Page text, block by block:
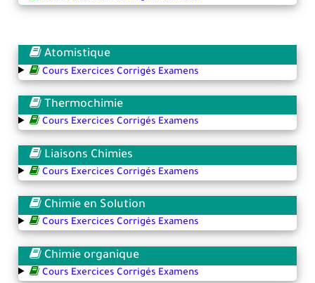
Atomistique
Cours Exercices Corrigés Examens
Thermochimie
Cours Exercices Corrigés Examens
Liaisons Chimies
Cours Exercices Corrigés Examens
Chimie en Solution
Cours Exercices Corrigés Examens
Chimie organique
Cours Exercices Corrigés Examens